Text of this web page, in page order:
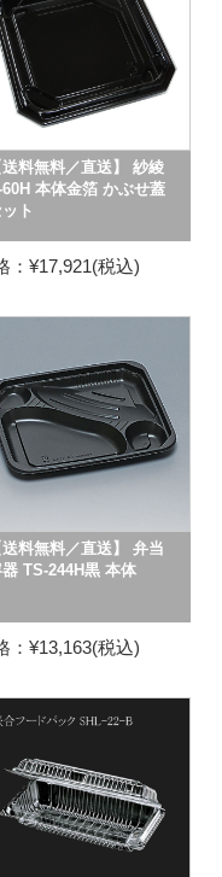
送料無料／直送】 紗綾
60H 本体金箔 かぶせ蓋
ト
：¥17,921(税込)
送料無料／直送】 弁当
TS-244H黒 本体
：¥13,163(税込)